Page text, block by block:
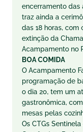
encerramento das
traz ainda a
das 18 horas, com
extinção da
Acampamento no
BOA COMIDA
O Acampamento
programação de
o dia 20, tem um
gastronômica,
mesas pelas
Os CTGs